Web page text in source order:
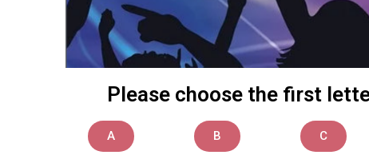
Please choose the first
A B C